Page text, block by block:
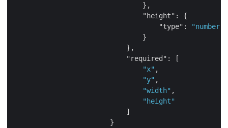
                                },
"height" : {
"type" :
"number"
                                }
                            },
"required" : [
"x" ,
"y" ,
"width" ,
"height"
                            ]
                        }